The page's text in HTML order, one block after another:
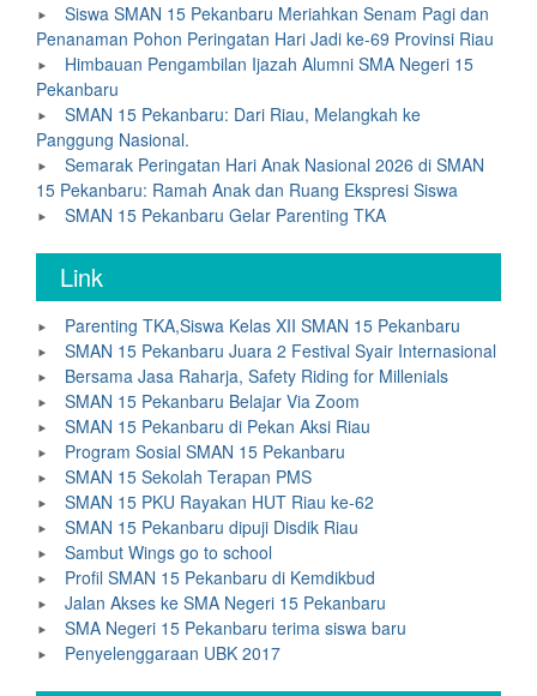
Siswa SMAN 15 Pekanbaru Meriahkan Senam Pagi dan
Penanaman Pohon Peringatan Hari Jadi ke-69 Provinsi Riau
Himbauan Pengambilan Ijazah Alumni SMA Negeri 15
Pekanbaru
SMAN 15 Pekanbaru: Dari Riau, Melangkah ke
Panggung Nasional.
Semarak Peringatan Hari Anak Nasional 2026 di SMAN
15 Pekanbaru: Ramah Anak dan Ruang Ekspresi Siswa
SMAN 15 Pekanbaru Gelar Parenting TKA
Link
Parenting TKA,Siswa Kelas XII SMAN 15 Pekanbaru
SMAN 15 Pekanbaru Juara 2 Festival Syair Internasional
Bersama Jasa Raharja, Safety Riding for Millenials
SMAN 15 Pekanbaru Belajar Via Zoom
SMAN 15 Pekanbaru di Pekan Aksi Riau
Program Sosial SMAN 15 Pekanbaru
SMAN 15 Sekolah Terapan PMS
SMAN 15 PKU Rayakan HUT Riau ke-62
SMAN 15 Pekanbaru dipuji Disdik Riau
Sambut Wings go to school
Profil SMAN 15 Pekanbaru di Kemdikbud
Jalan Akses ke SMA Negeri 15 Pekanbaru
SMA Negeri 15 Pekanbaru terima siswa baru
Penyelenggaraan UBK 2017